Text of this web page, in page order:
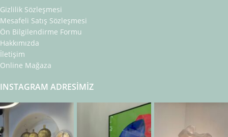
Gizlilik Sözleşmesi
Mesafeli Satış Sözleşmesi
Ön Bilgilendirme Formu
Hakkımızda
İletişim
Online Mağaza
INSTAGRAM ADRESIMIZ